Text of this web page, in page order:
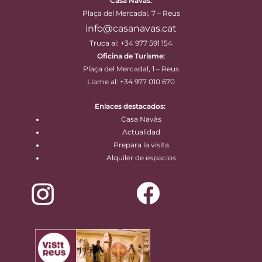
Plaça del Mercadal, 7 – Reus
info@casanavas.cat
Truca al: +34 977 591 154
Oficina de Turisme:
Plaça del Mercadal, 1 – Reus
Llame al: +34 977 010 670
Enlaces destacados:
Casa Navàs
Actualidad
Prepara la visita
Alquiler de espacios